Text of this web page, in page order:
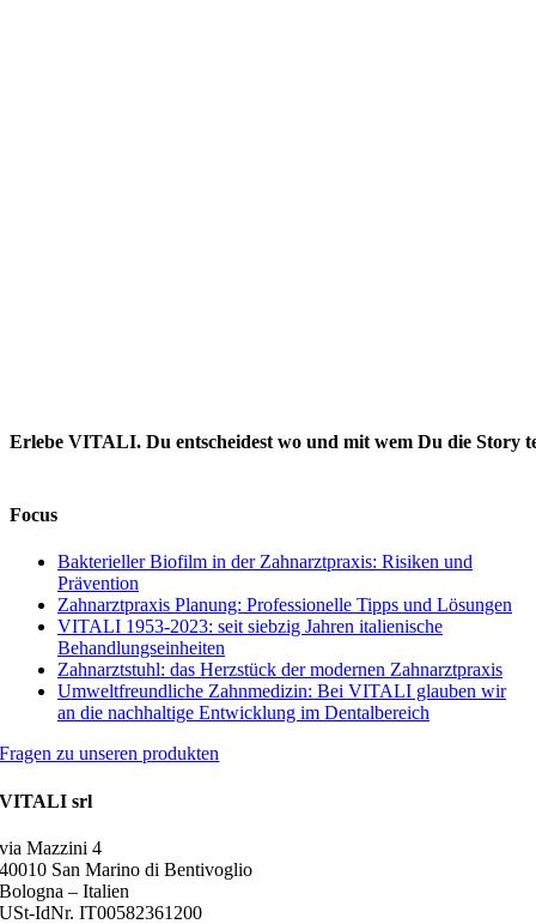
Erlebe VITALI. Du entscheidest wo und mit wem Du die Story
Mail
Focus
Bakterieller Biofilm in der Zahnarztpraxis: Risiken und
Prävention
Zahnarztpraxis Planung: Professionelle Tipps und Lösungen
VITALI 1953-2023: seit siebzig Jahren italienische
Behandlungseinheiten
Zahnarztstuhl: das Herzstück der modernen Zahnarztpraxis
Umweltfreundliche Zahnmedizin: Bei VITALI glauben wir
an die nachhaltige Entwicklung im Dentalbereich
Fragen zu unseren produkten
VITALI srl
via Mazzini 4
40010 San Marino di Bentivoglio
Bologna – Italien
USt-IdNr. IT00582361200